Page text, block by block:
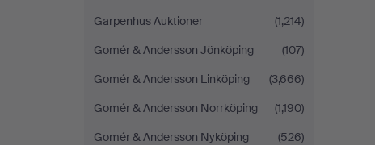
Garpenhus Auktioner
(1,214)
Gomér & Andersson Jönköping
(107)
Gomér & Andersson Linköping
(3,666)
Gomér & Andersson Norrköping
(1,190)
Gomér & Andersson Nyköping
(526)